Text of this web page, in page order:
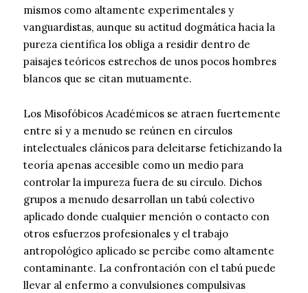
mismos como altamente experimentales y
vanguardistas, aunque su actitud dogmática hacia la
pureza científica los obliga a residir dentro de
paisajes teóricos estrechos de unos pocos hombres
blancos que se citan mutuamente.
Los Misofóbicos Académicos se atraen fuertemente
entre sí y a menudo se reúnen en círculos
intelectuales clánicos para deleitarse fetichizando la
teoría apenas accesible como un medio para
controlar la impureza fuera de su círculo. Dichos
grupos a menudo desarrollan un tabú colectivo
aplicado donde cualquier mención o contacto con
otros esfuerzos profesionales y el trabajo
antropológico aplicado se percibe como altamente
contaminante. La confrontación con el tabú puede
llevar al enfermo a convulsiones compulsivas